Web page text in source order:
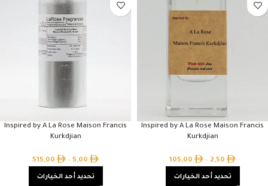
Inspired by A La Rose Maison Francis
Kurkdjian
2,50
–
105,00
تحديد أحد الخيارات
Inspired by A La Rose Maison Francis
Kurkdjian
5,00
–
515,00
تحديد أحد الخيارات